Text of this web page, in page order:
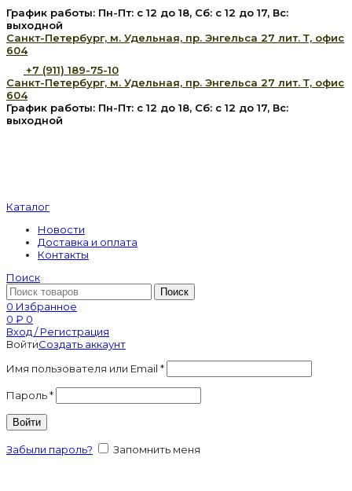
График работы: Пн-Пт: с 12 до 18, Сб: с 12 до 17, Вс:
выходной
Санкт-Петербург, м. Удельная, пр. Энгельса 27 лит. Т, офис
604
+7 (911) 189-75-10
Санкт-Петербург, м. Удельная, пр. Энгельса 27 лит. Т, офис
604
График работы: Пн-Пт: с 12 до 18, Сб: с 12 до 17, Вс:
выходной
Каталог
Новости
Доставка и оплата
Контакты
Поиск
Поиск
0 Избранное
0 ₽ 0
Вход / Регистрация
ВойтиСоздать аккаунт
Имя пользователя или Email *
Пароль*
Войти
Забыли пароль? Запомнить меня